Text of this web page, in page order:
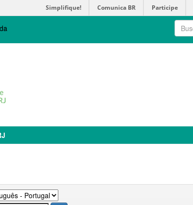
Simplifique! Comunica BR Participe